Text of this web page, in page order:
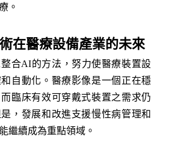
。
在醫療設備產業的未來
合AI的方法，努力使醫療裝置設
自動化。醫療影像是一個正在穩
臨床有效可穿戴式裝置之需求仍
，發展和改進支援慢性病管理和
繼續成為重點領域。